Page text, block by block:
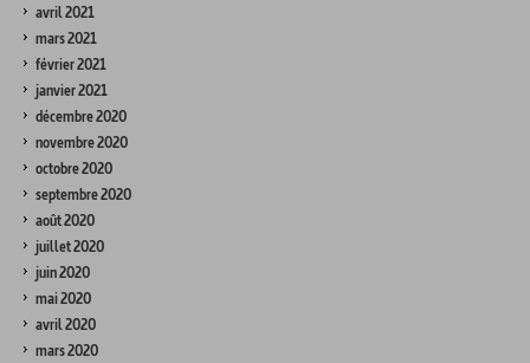
avril 2021
mars 2021
février 2021
janvier 2021
décembre 2020
novembre 2020
octobre 2020
septembre 2020
août 2020
juillet 2020
juin 2020
mai 2020
avril 2020
mars 2020